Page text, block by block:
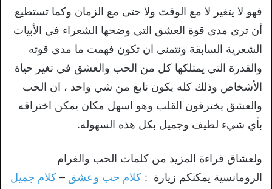
فهو لا يتغير لا مع الوقت ولا حتى مع الزمان وكما تستطيع
أن ترى مدى قوة العشق التي وضحها الشعراء في الأبيات
الشعرية السابقة ونتمنى ان تكون فهمت ما مدى قوته
والقدرة التي يمتلكها كل من الحب والعشق في تغير حياة
الأشخاص وذلك كله يكون نابع من شي واحد ، ان الحب
والعشق يخترقون القلب وهو اسهل مكان يمكن اختراقه
بأي شيء لطيف وجميل بكل هذه السهوله.
ولعشاق قراءة المزيد من كلمات الحب والغرام
الرومانسية يمكنكم زيارة : كلام حب وعشق – كلام جميل